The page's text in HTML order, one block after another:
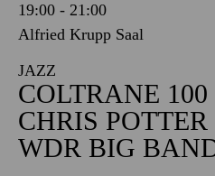
19:00 - 21:00
Alfried Krupp Saal
JAZZ
COLTRANE 100
CHRIS POTTER
WDR BIG